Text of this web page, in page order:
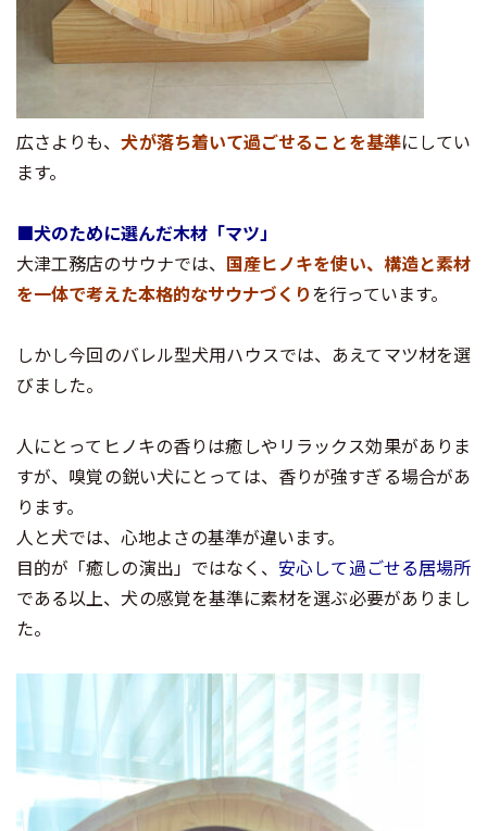
広さよりも、犬が落ち着いて過ごせることを基準にしてい
ます。
■犬のために選んだ木材「マツ」
大津工務店のサウナでは、 国産ヒノキを使い、構造と素材
を一体で考えた本格的なサウナづくりを行っています。
しかし今回のバレル型犬用ハウスでは、あえてマツ材を選
びました。
人にとってヒノキの香りは癒しやリラックス効果がありま
すが、嗅覚の鋭い犬にとっては、香りが強すぎる場合があ
ります。
人と犬では、心地よさの基準が違います。
目的が「癒しの演出」ではなく、 安心して過ごせる居場所
である以上、犬の感覚を基準に素材を選ぶ必要がありまし
た。